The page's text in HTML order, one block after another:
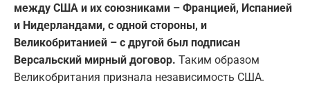
между США и их союзниками – Францией, Испанией
и Нидерландами, с одной стороны, и
Великобританией – с другой был подписан
Версальский мирный договор. Таким образом
Великобритания признала независимость США.